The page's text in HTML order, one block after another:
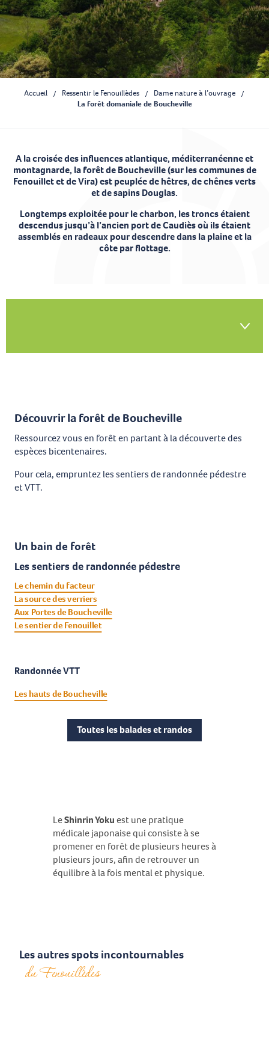
Accueil Ressentir le Fenouillèdes
Dame nature à l’ouvrage
La forêt domaniale de Boucheville
A la croisée des influences atlantique, méditerranéenne et
montagnarde, la forêt de Boucheville (sur les communes de
Fenouillet et de Vira) est peuplée de hêtres, de chênes verts
et de sapins Douglas.
Longtemps exploitée pour le charbon, les troncs étaient
descendus jusqu’à l’ancien port de Caudiès où ils étaient
assemblés en radeaux pour descendre dans la plaine et la
côte par flottage.
Autres spots incontournables
Découvrir la forêt de Boucheville
Ressourcez vous en forêt en partant à la découverte des
espèces bicentenaires.
Pour cela, empruntez les sentiers de randonnée pédestre
et VTT.
Un bain de forêt
Les sentiers de randonnée pédestre
Le chemin du facteur
La source des verriers
Aux Portes de Boucheville
Le sentier de Fenouillet
Randonnée VTT
Les hauts de Boucheville
Toutes les balades et randos
LeShinrin Yokuest une pratique
médicale japonaise qui consiste à se
promener en forêt de plusieurs heures à
plusieurs jours, afin de retrouver un
équilibre à la fois mental et physique.
Les autres spots incontournables
du Fenouillèdes